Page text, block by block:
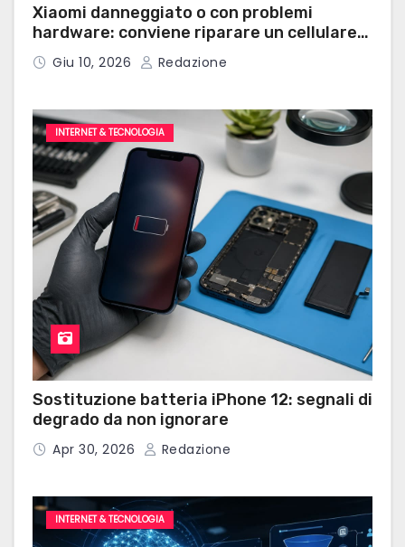
Xiaomi danneggiato o con problemi
hardware: conviene riparare un cellulare
Xiaomi?
Giu 10, 2026 Redazione
INTERNET & TECNOLOGIA
Sostituzione batteria iPhone 12: segnali di
degrado da non ignorare
Apr 30, 2026 Redazione
INTERNET & TECNOLOGIA